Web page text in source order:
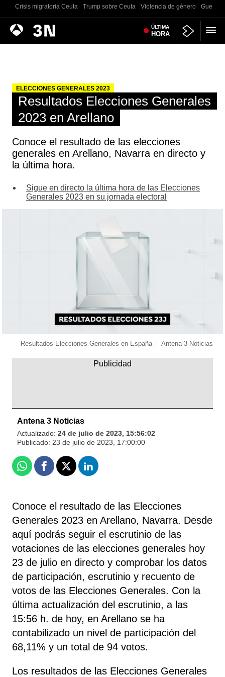
Crisis migratoria Ceuta Trump sobre Ceuta Violencia de género Guerra
Antena
3
Noticias ÚLTIMA
HORA
ELECCIONES GENERALES 2023
Resultados Elecciones Generales
2023 en Arellano
Conoce el resultado de las elecciones
generales en Arellano, Navarra en directo y
la última hora.
Sigue en directo la última hora de las Elecciones
Generales 2023 en su jornada electoral
Resultados Elecciones Generales en España Antena 3 Noticias
Antena 3 Noticias
Actualizado: 24 de julio de 2023, 15:56:02
Publicado: 23 de julio de 2023, 17:00:00
WhatsappFacebook
X Linkedin
Conoce el resultado de las Elecciones
Generales 2023 en Arellano, Navarra. Desde
aquí podrás seguir el escrutinio de las
votaciones de las elecciones generales hoy
23 de julio en directo y comprobar los datos
de participación, escrutinio y recuento de
votos de las Elecciones Generales. Con la
última actualización del escrutinio, a las
15:56 h. de hoy, en Arellano se ha
contabilizado un nivel de participación del
68,11% y un total de 94 votos.
Los resultados de las Elecciones Generales